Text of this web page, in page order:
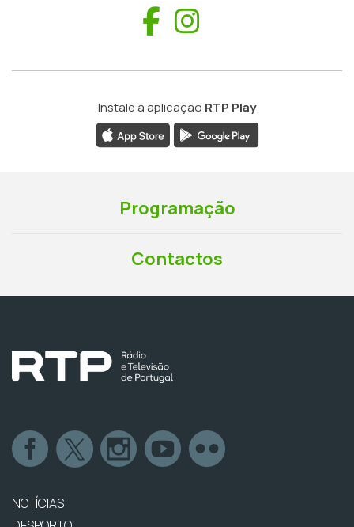
Facebook
Instale a aplicação RTP Play
Programação
Contactos
NOTÍCIAS